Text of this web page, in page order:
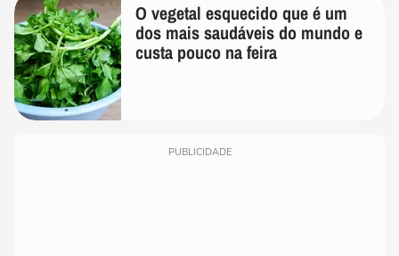
O vegetal esquecido que é um
dos mais saudáveis do mundo e
custa pouco na feira
PUBLICIDADE